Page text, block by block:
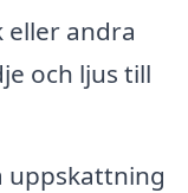
eller andra
och ljus till
uppskattning